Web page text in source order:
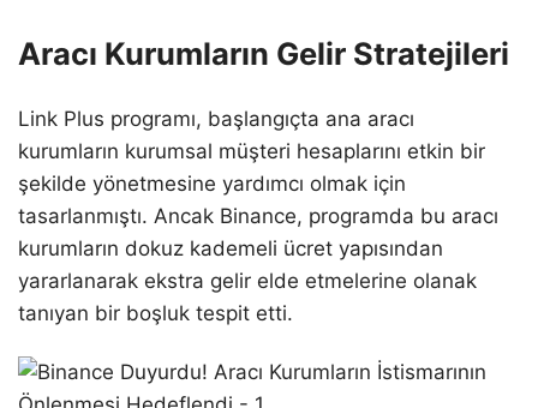
Aracı Kurumların Gelir Stratejileri
Link Plus programı, başlangıçta ana aracı
kurumların kurumsal müşteri hesaplarını etkin bir
şekilde yönetmesine yardımcı olmak için
tasarlanmıştı. Ancak Binance, programda bu aracı
kurumların dokuz kademeli ücret yapısından
yararlanarak ekstra gelir elde etmelerine olanak
tanıyan bir boşluk tespit etti.